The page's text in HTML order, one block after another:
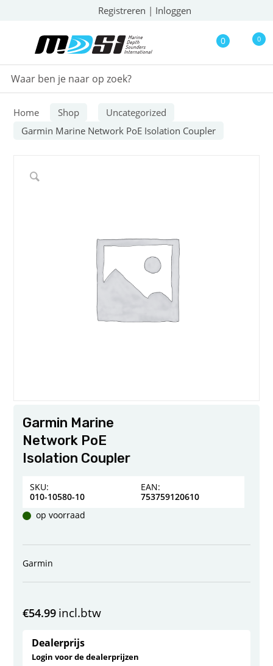
Registreren | Inloggen
0 0
Home Shop
Uncategorized
Garmin Marine Network PoE Isolation Coupler
Garmin Marine
Network PoE
Isolation Coupler
SKU:
010-10580-10
EAN:
753759120610
op voorraad
Garmin
€54.99 incl.btw
Dealerprijs
Login voor de dealerprijzen